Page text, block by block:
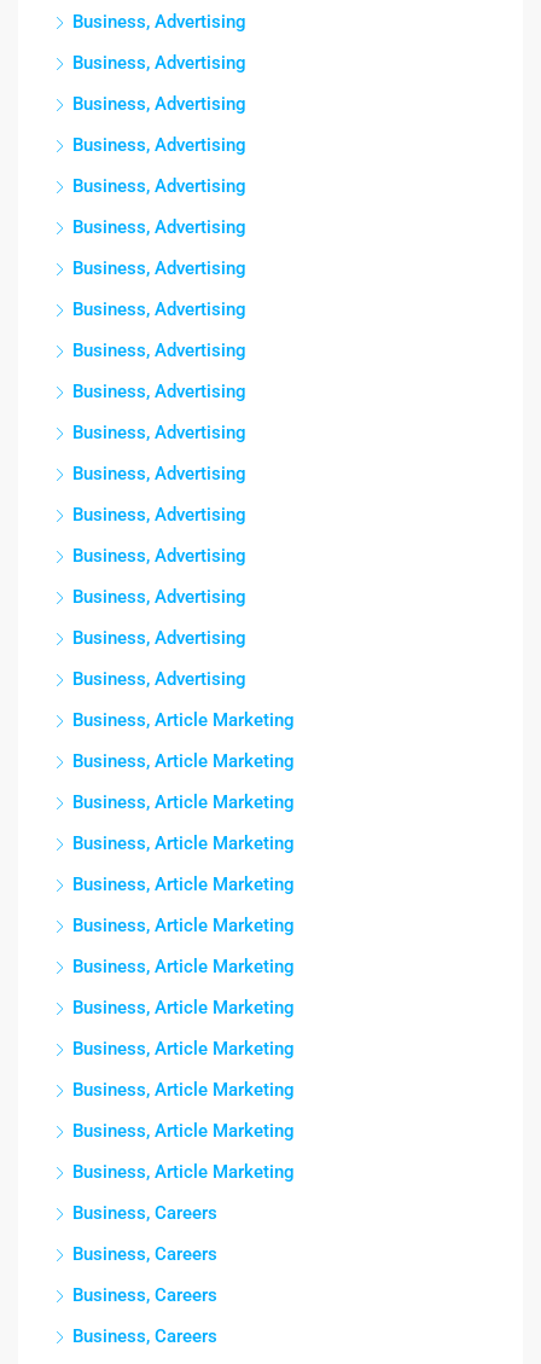
Business, Advertising
Business, Advertising
Business, Advertising
Business, Advertising
Business, Advertising
Business, Advertising
Business, Advertising
Business, Advertising
Business, Advertising
Business, Advertising
Business, Advertising
Business, Advertising
Business, Advertising
Business, Advertising
Business, Advertising
Business, Advertising
Business, Advertising
Business, Article Marketing
Business, Article Marketing
Business, Article Marketing
Business, Article Marketing
Business, Article Marketing
Business, Article Marketing
Business, Article Marketing
Business, Article Marketing
Business, Article Marketing
Business, Article Marketing
Business, Article Marketing
Business, Article Marketing
Business, Careers
Business, Careers
Business, Careers
Business, Careers